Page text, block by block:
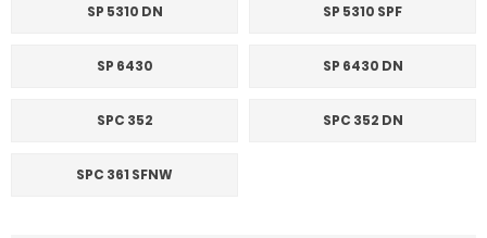
SP 5310 DN SP 5310 SPF
SP 6430 SP 6430 DN
SPC 352 SPC 352 DN
SPC 361 SFNW